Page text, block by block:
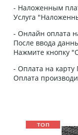
- Наложенным
Услуга
- Онлайн оплата
После ввода
Нажмите кнопку
- Оплата на карту
Оплата